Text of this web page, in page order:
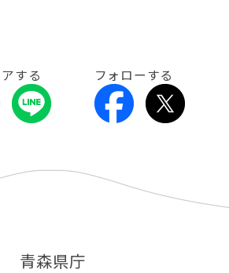
する フォローする
青森県庁